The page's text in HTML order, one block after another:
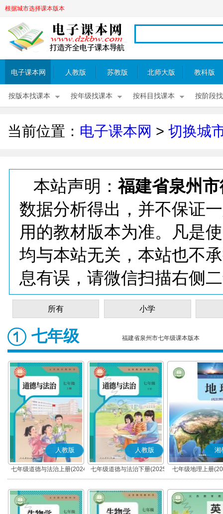
根据城市选择课本版本
电子课本网 人教版 苏教版 北师大版 教科版
按版本找课本 按年级找课本 按科目找课本 按阶段
当前位置： 电子课本网 > 切换城
本站声明：福建省泉州
数据分析得出，并不保证
用的教材版本为准。凡是
均与本站无关，本站也不
息有误，请微信扫描右侧
所有 小学
七年级 福建省泉州市七年级课本版本
人教版
七年级道德与法治上册(2024
秋版)(部编版)
人教版
七年级道德与法治下册(2025
春版)(部编版)
湘
七年级地理上册